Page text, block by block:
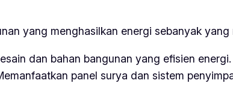
yang menghasilkan energi sebanyak yang
dan bahan bangunan yang efisien energi.
panel surya dan sistem